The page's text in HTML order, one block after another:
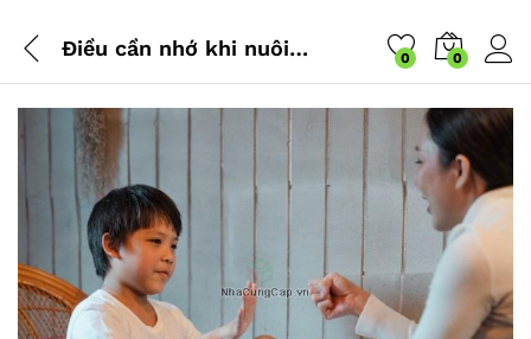
Điều cần nhớ khi nuôi dạy con trai 0 0